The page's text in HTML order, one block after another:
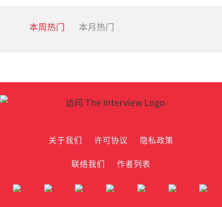
本周热门 本月热门
关于我们 许可协议
隐私政策
联络我们
作者列表